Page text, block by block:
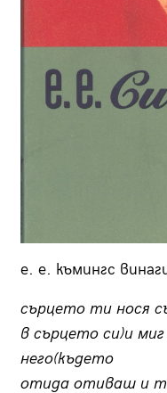
е. е. къмингс
сърцето ти нося
в сърцето си)и
него(където
отида отиваш и